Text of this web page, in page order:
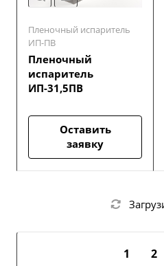
Пленочный испаритель
ИП-ПВ
Пленочный
испаритель
ИП-31,5ПВ
Оставить
заявку
1 2